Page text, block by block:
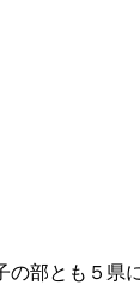
部とも５県